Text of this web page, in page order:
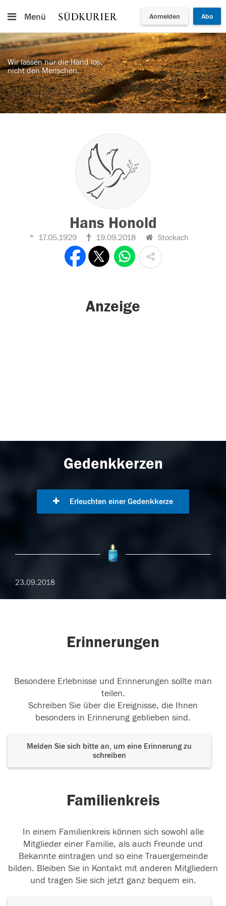
Menü Anmelden Abo
Wir lassen nur die Hand los,
nicht den Menschen.
Hans Honold
17.05.1929 19.09.2018 Stockach
Anzeige
Gedenkkerzen
Erleuchten einer Gedenkkerze
23.09.2018
Erinnerungen
Besondere Erlebnisse und Erinnerungen sollte man
teilen.
Schreiben Sie über die Ereignisse, die Ihnen
besonders in Erinnerung geblieben sind.
Melden Sie sich bitte an, um eine Erinnerung zu
schreiben
Familienkreis
In einem Familienkreis können sich sowohl alle
Mitglieder einer Familie, als auch Freunde und
Bekannte eintragen und so eine Trauergemeinde
bilden. Bleiben Sie in Kontakt mit anderen Mitgliedern
und tragen Sie sich jetzt ganz bequem ein.